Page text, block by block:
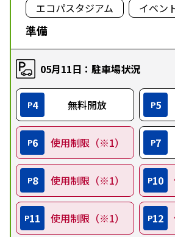
エコパスタジアム イベン
準備
05月11日：駐車場状況
P4 無料開放 P5
P6 使用制限（※1） P7
P8 使用制限（※1） P10
P11 使用制限（※1） P12